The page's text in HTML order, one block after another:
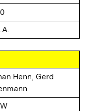
Henn, Gerd